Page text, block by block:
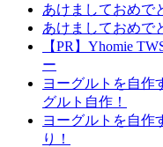
あけましておめで
あけましておめで
【PR】Yhomie
ー
ヨーグルトを自作
グルト自作！
ヨーグルトを自作
り！